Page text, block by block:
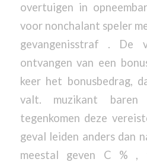
overtuigen in
voor nonchalant speler
gevangenisstraf . De
ontvangen van een
keer het bonusbedrag,
valt. muzikant
tegenkomen deze
geval leiden anders dan
meestal geven C % ,